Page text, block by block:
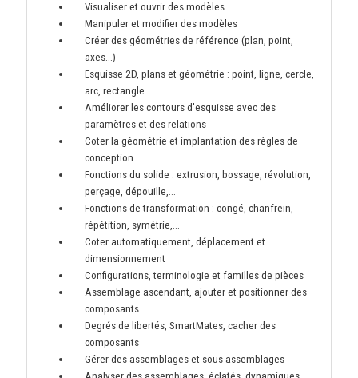
Visualiser et ouvrir des modèles
Manipuler et modifier des modèles
Créer des géométries de référence (plan, point,
axes…)
Esquisse 2D, plans et géométrie : point, ligne, cercle,
arc, rectangle…
Améliorer les contours d'esquisse avec des
paramètres et des relations
Coter la géométrie et implantation des règles de
conception
Fonctions du solide : extrusion, bossage, révolution,
perçage, dépouille,…
Fonctions de transformation : congé, chanfrein,
répétition, symétrie,…
Coter automatiquement, déplacement et
dimensionnement
Configurations, terminologie et familles de pièces
Assemblage ascendant, ajouter et positionner des
composants
Degrés de libertés, SmartMates, cacher des
composants
Gérer des assemblages et sous assemblages